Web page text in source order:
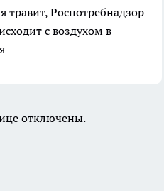
травит, Роспотребнадзор
с воздухом в
отключены.